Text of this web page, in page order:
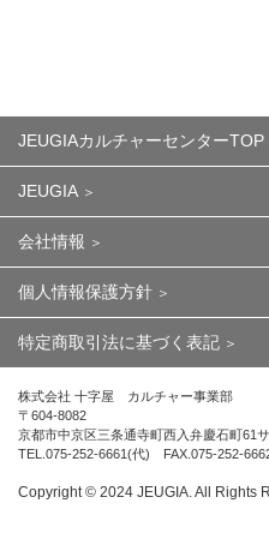
JEUGIAカルチャーセンターTOP
JEUGIA
会社情報
個人情報保護方針
特定商取引法に基づく表記
株式会社 十字屋 カルチャー事業部
〒604-8082
京都市中京区三条通寺町西入弁慶石町61
TEL.075-252-6661(代) FAX.075-252-
Copyright ©︎ 2024 JEUGIA. All Rights